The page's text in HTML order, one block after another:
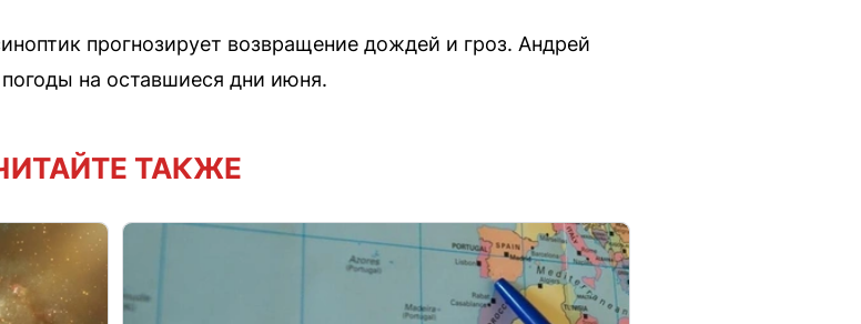
прогнозирует возвращение дождей и гроз. Андрей
на оставшиеся дни июня.
ТАКЖЕ